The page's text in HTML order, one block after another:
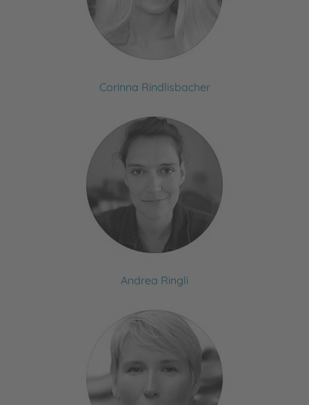
Corinna Rindlisbacher
Andrea Ringli